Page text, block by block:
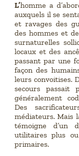
L’homme a
auxquels il se
et ravages des
des hommes et
surnaturelles
locaux et des
passant par une
façon des
leurs convoitises.
secours passait
généralement
Des
médiateurs. Mais
témoigne d’un
utilitaires plus
primaires.